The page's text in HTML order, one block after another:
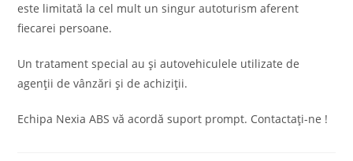
este limitată la cel mult un singur autoturism aferent
fiecarei persoane.
Un tratament special au şi autovehiculele utilizate de
agenţii de vânzări şi de achiziţii.
Echipa Nexia ABS vă acordă suport prompt. Contactaţi-ne !